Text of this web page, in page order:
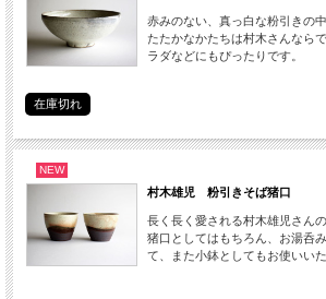
赤みのない、真っ白な粉引きの
たたかなかたちは村木さんなら
ラダなどにもぴったりです。
在庫切れ
NEW
村木雄児 粉引きそば猪口
長く長く愛される村木雄児さん
猪口としてはもちろん、お湯呑
て、また小鉢としてもお使いいた